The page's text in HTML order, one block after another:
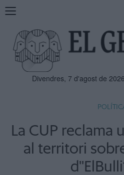
Mostra
navegació
Divendres, 7 d'agost de 2026
La CUP reclama
al territori